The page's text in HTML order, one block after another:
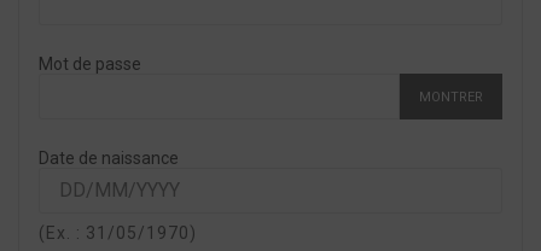
Mot de passe
MONTRER
Date de naissance
(Ex. : 31/05/1970)